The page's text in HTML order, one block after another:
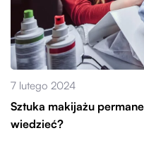
7 lutego 2024
Sztuka makijażu
wiedzieć?